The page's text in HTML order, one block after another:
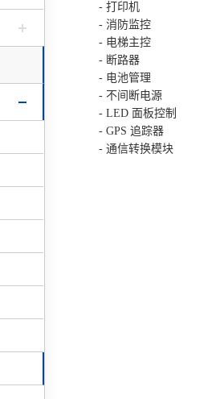
- 打印机
- 消防监控
- 电梯主控
- 断路器
- 电池管理
- 不间断电源
- LED 面板控制
- GPS 追踪器
- 通信转换模块